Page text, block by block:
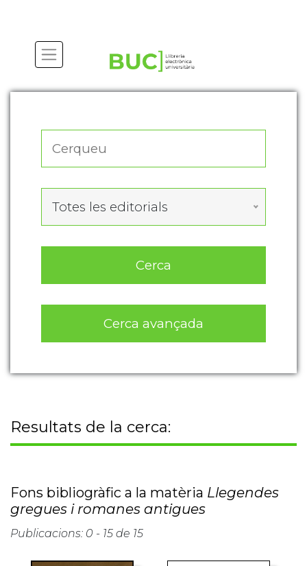
Totes les editorials
Cerca
Cerca avançada
Resultats de la cerca:
Fons bibliogràfic a la matèria Llegendes
gregues i romanes antigues
Publicacions: 0 - 15 de 15